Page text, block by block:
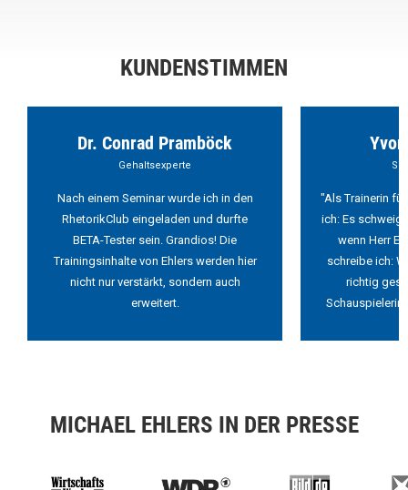
KUNDENSTIMMEN
Dr. Conrad Pramböck
Gehaltsexperte
Nach einem Seminar wurde ich in den
RhetorikClub eingeladen und durfte
BETA-Tester sein. Grandios! Die
Trainingsinhalte von Ehlers werden hier
nicht nur verstärkt, sondern auch
erweitert.
"Als Trainerin
ich: Es
wenn Herr
schreibe ich:
richtig
Schauspielerin
MICHAEL EHLERS IN DER PRESSE